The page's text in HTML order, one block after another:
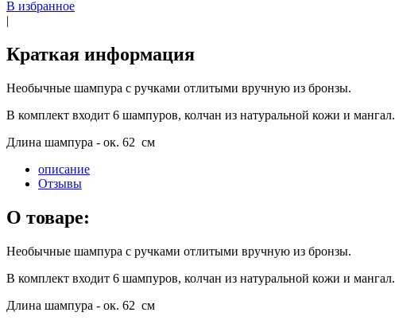
В избранное
|
Краткая информация
Необычные шампура с ручками отлитыми вручную из бронзы.
В комплект входит 6 шампуров, колчан из натуральной кожи и мангал.
Длина шампура - ок. 62 см
описание
Отзывы
О товаре:
Необычные шампура с ручками отлитыми вручную из бронзы.
В комплект входит 6 шампуров, колчан из натуральной кожи и мангал.
Длина шампура - ок. 62 см